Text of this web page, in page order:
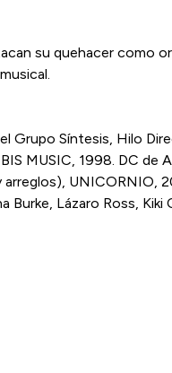
su quehacer como
Grupo Síntesis, Hilo
MUSIC, 1998. DC de
arreglos), UNICORNIO,
Burke, Lázaro Ross,